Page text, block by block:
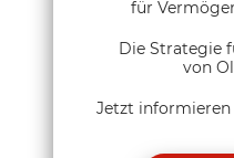
für
Die Strategie
von
Jetzt informieren